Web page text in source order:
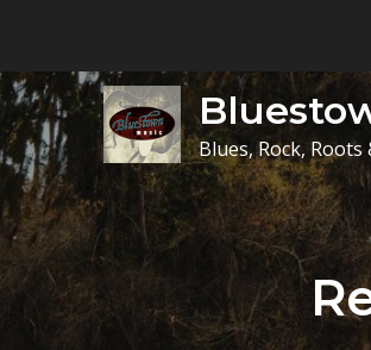
content
Blues, Rock, Roots